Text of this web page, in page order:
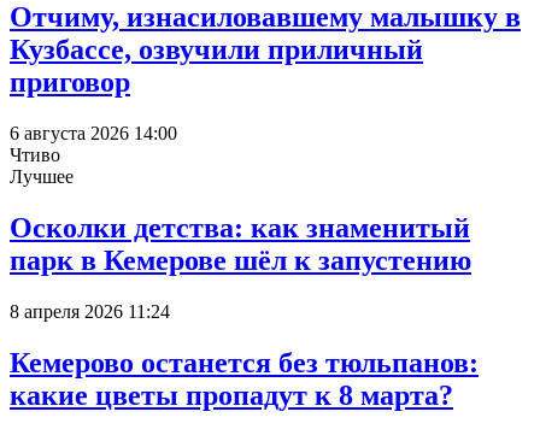
Отчиму, изнасиловавшему малышку в
Кузбассе, озвучили приличный
приговор
6 августа 2026 14:00
Чтиво
Лучшее
Осколки детства: как знаменитый
парк в Кемерове шёл к запустению
8 апреля 2026 11:24
Кемерово останется без тюльпанов:
какие цветы пропадут к 8 марта?